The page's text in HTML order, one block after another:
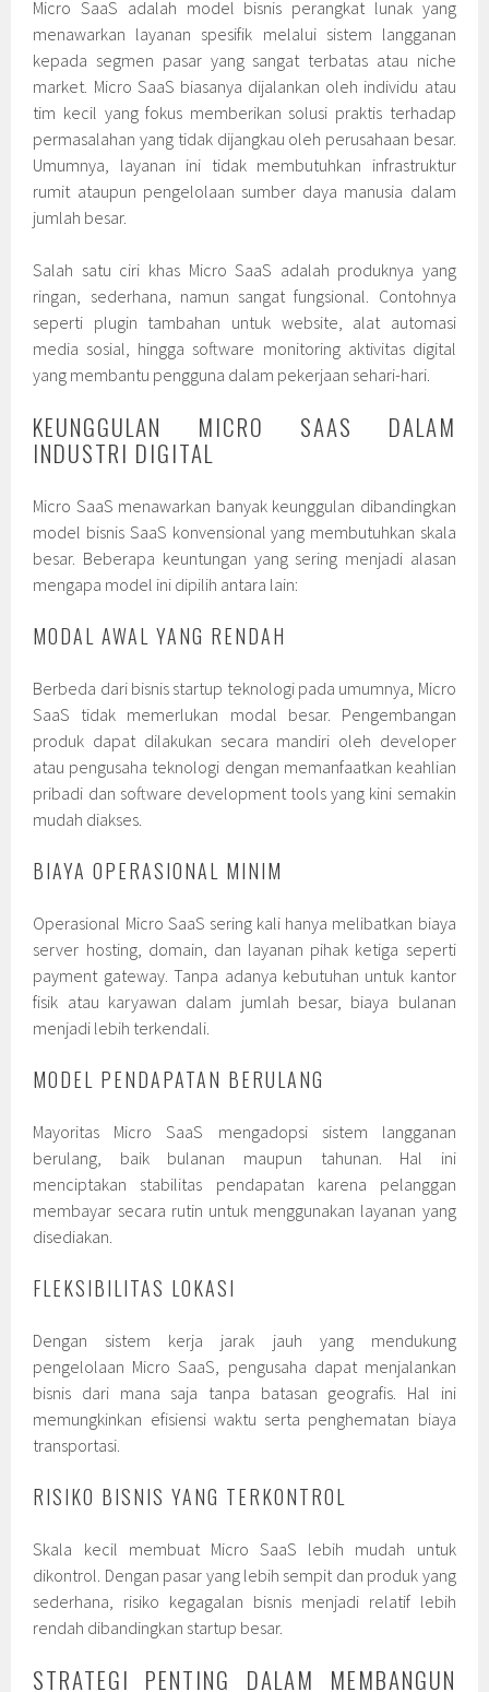
Micro SaaS adalah model bisnis perangkat lunak yang
menawarkan layanan spesifik melalui sistem langganan
kepada segmen pasar yang sangat terbatas atau niche
market. Micro SaaS biasanya dijalankan oleh individu atau
tim kecil yang fokus memberikan solusi praktis terhadap
permasalahan yang tidak dijangkau oleh perusahaan besar.
Umumnya, layanan ini tidak membutuhkan infrastruktur
rumit ataupun pengelolaan sumber daya manusia dalam
jumlah besar.
Salah satu ciri khas Micro SaaS adalah produknya yang
ringan, sederhana, namun sangat fungsional. Contohnya
seperti plugin tambahan untuk website, alat automasi
media sosial, hingga software monitoring aktivitas digital
yang membantu pengguna dalam pekerjaan sehari-hari.
KEUNGGULAN MICRO SAAS DALAM
INDUSTRI DIGITAL
Micro SaaS menawarkan banyak keunggulan dibandingkan
model bisnis SaaS konvensional yang membutuhkan skala
besar. Beberapa keuntungan yang sering menjadi alasan
mengapa model ini dipilih antara lain:
MODAL AWAL YANG RENDAH
Berbeda dari bisnis startup teknologi pada umumnya, Micro
SaaS tidak memerlukan modal besar. Pengembangan
produk dapat dilakukan secara mandiri oleh developer
atau pengusaha teknologi dengan memanfaatkan keahlian
pribadi dan software development tools yang kini semakin
mudah diakses.
BIAYA OPERASIONAL MINIM
Operasional Micro SaaS sering kali hanya melibatkan biaya
server hosting, domain, dan layanan pihak ketiga seperti
payment gateway. Tanpa adanya kebutuhan untuk kantor
fisik atau karyawan dalam jumlah besar, biaya bulanan
menjadi lebih terkendali.
MODEL PENDAPATAN BERULANG
Mayoritas Micro SaaS mengadopsi sistem langganan
berulang, baik bulanan maupun tahunan. Hal ini
menciptakan stabilitas pendapatan karena pelanggan
membayar secara rutin untuk menggunakan layanan yang
disediakan.
FLEKSIBILITAS LOKASI
Dengan sistem kerja jarak jauh yang mendukung
pengelolaan Micro SaaS, pengusaha dapat menjalankan
bisnis dari mana saja tanpa batasan geografis. Hal ini
memungkinkan efisiensi waktu serta penghematan biaya
transportasi.
RISIKO BISNIS YANG TERKONTROL
Skala kecil membuat Micro SaaS lebih mudah untuk
dikontrol. Dengan pasar yang lebih sempit dan produk yang
sederhana, risiko kegagalan bisnis menjadi relatif lebih
rendah dibandingkan startup besar.
STRATEGI PENTING DALAM MEMBANGUN